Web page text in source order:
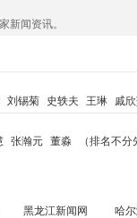
新闻资讯。
刘锡菊 史轶夫 王琳 戚
张瀚元 董淼 （排名不
黑龙江新闻网
哈